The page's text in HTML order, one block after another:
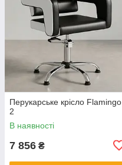
Перукарське крісло Flamingo
2
В наявності
7 856 ₴